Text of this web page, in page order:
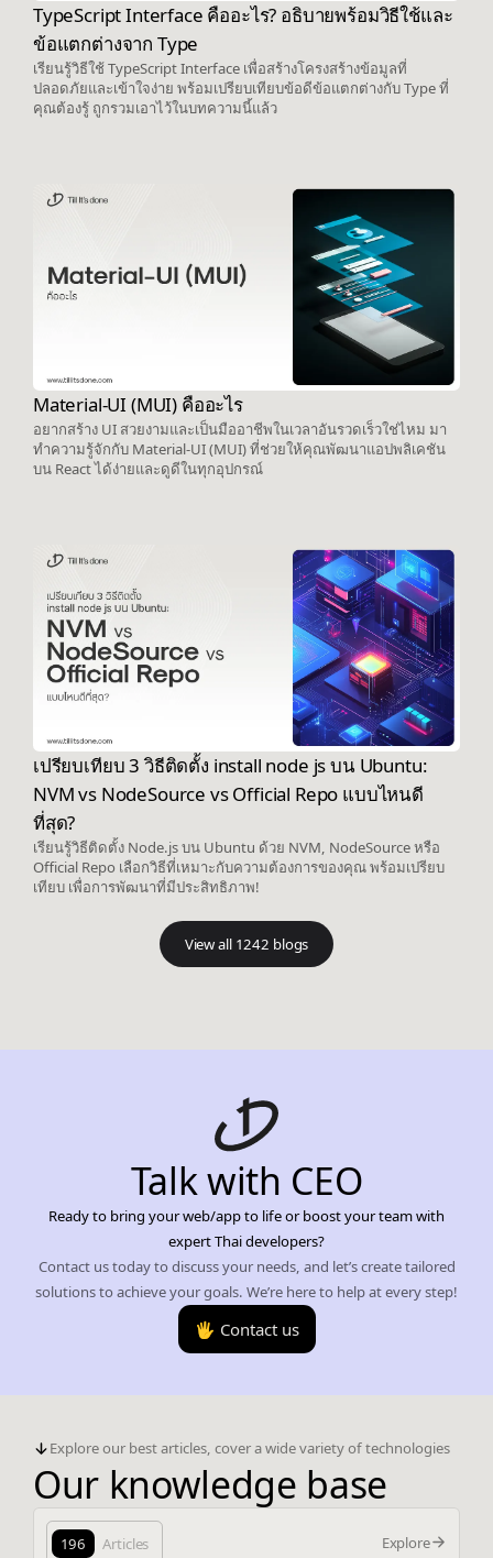
TypeScript Interface คืออะไร? อธิบายพร้อมวิธีใช้และ
ข้อแตกต่างจาก Type
เรียนรู้วิธีใช้ TypeScript Interface เพื่อสร้างโครงสร้างข้อมูลที่
ปลอดภัยและเข้าใจง่าย พร้อมเปรียบเทียบข้อดีข้อแตกต่างกับ Type ที่
คุณต้องรู้ ถูกรวมเอาไว้ในบทความนี้แล้ว
Material-UI (MUI) คืออะไร
อยากสร้าง UI สวยงามและเป็นมืออาชีพในเวลาอันรวดเร็วใช่ไหม มา
ทำความรู้จักกับ Material-UI (MUI) ที่ช่วยให้คุณพัฒนาแอปพลิเคชัน
บน React ได้ง่ายและดูดีในทุกอุปกรณ์
เปรียบเทียบ 3 วิธีติดตั้ง install node js บน Ubuntu:
NVM vs NodeSource vs Official Repo แบบไหนดี
ที่สุด?
เรียนรู้วิธีติดตั้ง Node.js บน Ubuntu ด้วย NVM, NodeSource หรือ
Official Repo เลือกวิธีที่เหมาะกับความต้องการของคุณ พร้อมเปรียบ
เทียบ เพื่อการพัฒนาที่มีประสิทธิภาพ!
View all 1242 blogs
Talk with CEO
Ready to bring your web/app to life or boost your team with
expert Thai developers?
Contact us today to discuss your needs, and let’s create tailored
solutions to achieve your goals. We’re here to help at every step!
🖐️ Contact us
Explore our best articles, cover a wide variety of technologies
Our knowledge base
196 Articles Explore